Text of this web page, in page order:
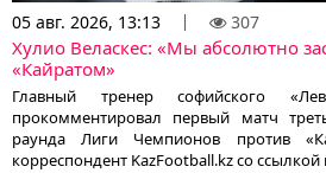
05 авг. 2026, 13:13 307
Хулио Веласкес: «Мы абсолютно
«Кайратом»
Главный тренер софийского
прокомментировал первый матч
раунда Лиги Чемпионов против
корреспондент KazFootball.kz со